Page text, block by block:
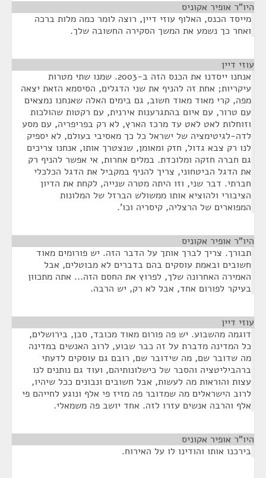
היו"ר אופיר אקוניס
מייסד הכנס, האלוף עוזי דיין, רוצה לומר כמה מלות ברכה
ואחר כך נשמע את המשך הסקירה החשובה שלך.
עוזי דיין
אנחנו ייסדנו את הכנס הזה ב-2003. שמנו שתי מטרות
עיקריות; אחת זה להניף את שני הדגלים, הסיסמא הזאת יצאה
מפה, קרי מאוד מאוד חשוב, גם בימים האלה שאנחנו נמצאים
עם טרור, עם איום בהתגרענות אירנית, עם רקטות שהולכות
וזוחלות לאט לאט עד מרכז הארץ, לא רק בפריפריה, עם מסע
לדה-לגיטימציה של ישראל כל כך מאסיבי בעולם, לא יספיק
לנו רק צבא גדול, חזק ומאומן, שנצטרך אותו, אנחנו צריכים
גם חברה חזקה ומלוכדת. במלים אחרות, אי אפשר להניף רק
את הדגל הביטחוני, צריך להניף במקביל את הדגל הכלכלי
חברתי. דבר שני, וזו היתה מטרה שנייה, לקחת את הדיון
הציבורי ולהוציא אותו ממשולש הברזל של המלונות
המפוארים של הרצליה, קיסריה וכו'.
היו"ר אופיר אקוניס
תבורך. צריך לברך אותך על הדבר הזה. יש פורומים מאוד
חשובים ובאמת עוסקים בהם בדברים לא מבוטלים, אבל
האמירה האחרונה שלך, לפרוץ את החסם הזה... אתה מתכוון
בעיקר לפורום אחד, אבל לא רק, יש הרבה.
עוזי דיין
דוגמה מהשבוע. יש פה פורום מאוד מכובד, סבן, בירושלים,
כל המדינה מדברת על זה כבר שבוע, לרוב האנשים במדינה
מה שדובר שם, מה שידובר שם, רובם גם עוסקים לדעתי
ברהביליטציה והסבר של כישלונותיהם, ועוד גם נותנים לנו
עצות והוראות מה לעשות, אבל חשובים ונבונים ככל שיהיו,
לרוב הישראלים מה שמדובר פה מזיז פי אלף ונוגע לחייהם פי
אלף והרבה אנשים עזרו לזה. אחד יושב פה משמאלי.
היו"ר אופיר אקוניס
בירכנו אותו והודינו לו על האירוח.